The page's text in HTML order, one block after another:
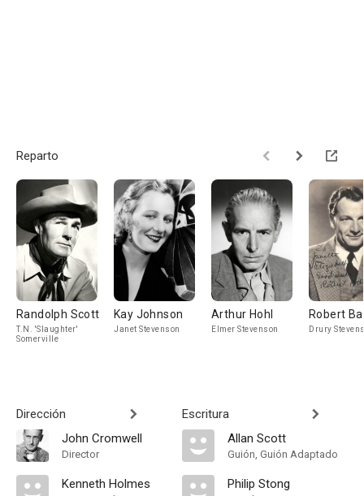
Reparto
Randolph Scott
T.N. 'Slaughter'
Somerville
Kay Johnson
Janet Stevenson
Arthur Hohl
Elmer Stevenson
Robert
Drury
Dirección
John Cromwell
Director
Kenneth Holmes
Escritura
Allan Scott
Guión, Guión Adaptado
Philip Stong